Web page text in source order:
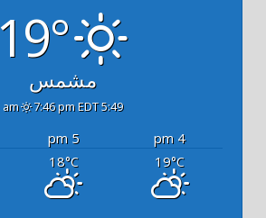
19°
مشمس
5:49 am
7:46 pm EDT
4 pm
5 pm
19°C
18°C